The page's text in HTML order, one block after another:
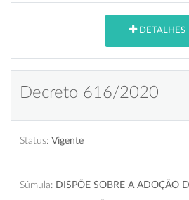
DETALHES
Decreto 616/2020
Status: Vigente
Súmula: DISPÕE SOBRE A ADOÇÃO